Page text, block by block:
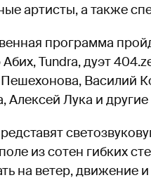
артисты, а также
программа
Tundra, дуэт
Василий
Алексей Лука и
из сотен гибких
на ветер, движение